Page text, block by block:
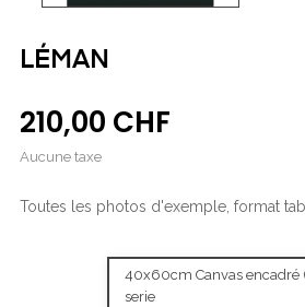
LÉMAN
210,00 CHF
Aucune taxe
Toutes les photos d'exemple, format
40x60cm Canvas encadré
serie